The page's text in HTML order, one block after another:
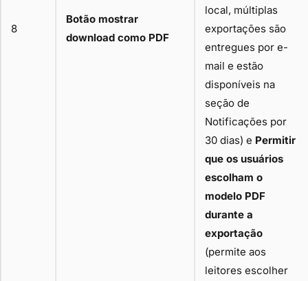
8
Botão mostrar
download como PDF
local, múltiplas
exportações são
entregues por e-
mail e estão
disponíveis na
seção de
Notificações por
30 dias) e Permitir
que os usuários
escolham o
modelo PDF
durante a
exportação
(permite aos
leitores escolher